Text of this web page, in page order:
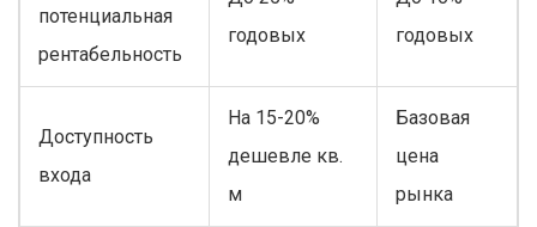
потенциальная
рентабельность
годовых
годовых
Доступность
входа
На 15-20%
дешевле кв.
м
Базовая
цена
рынка